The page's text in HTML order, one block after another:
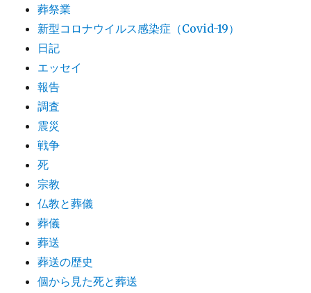
葬祭業
新型コロナウイルス感染症（Covid-19）
日記
エッセイ
報告
調査
震災
戦争
死
宗教
仏教と葬儀
葬儀
葬送
葬送の歴史
個から見た死と葬送